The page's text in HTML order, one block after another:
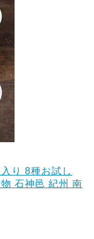
り 8種お試し
石神邑 紀州 南